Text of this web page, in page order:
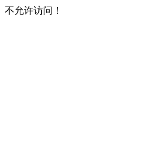
不允许访问！